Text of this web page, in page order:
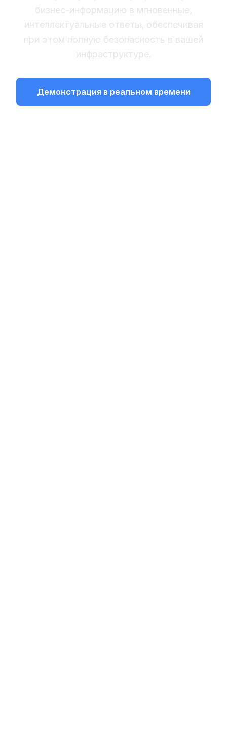
бизнес-информацию в мгновенные,
интеллектуальные ответы, обеспечивая
при этом полную безопасность в вашей
инфраструктуре.
Демонстрация в реальном времени